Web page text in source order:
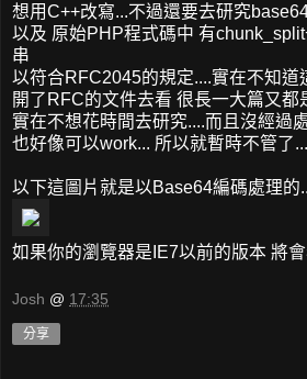
想用C++改寫...不過還要去研究
以及 原始PHP程式碼中 有
串
以符合RFC2045的規定....實在不知道
開了RFC的文件去看 很長一大篇又都
實在不想花時間去研究....而且沒經過
也好像可以work... 所以就暫時不管了...
以下這圖片就是以Base64編碼處理的
如果你的瀏覽器是IE7以前的版本 將
Josh @ 17:35
分享